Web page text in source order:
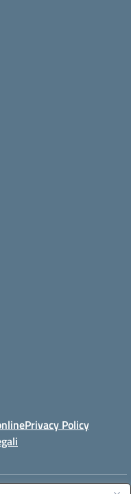
Privacy Policy